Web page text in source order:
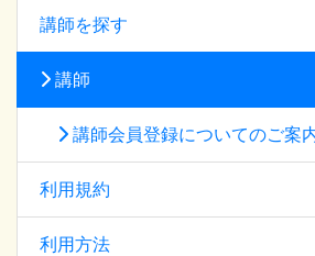
講師を探す
講師
講師会員登録についてのご案
利用規約
利用方法